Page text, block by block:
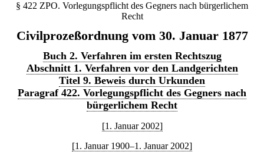
§ 422 ZPO. Vorlegungspflicht des Gegners nach bürgerlichem
Recht
Civilprozeßordnung vom 30. Januar 1877
Buch 2. Verfahren im ersten Rechtszug
Abschnitt 1. Verfahren vor den Landgerichten
Titel 9. Beweis durch Urkunden
Paragraf 422. Vorlegungspflicht des Gegners nach
bürgerlichem Recht
[1. Januar 2002]
[1. Januar 1900–1. Januar 2002]